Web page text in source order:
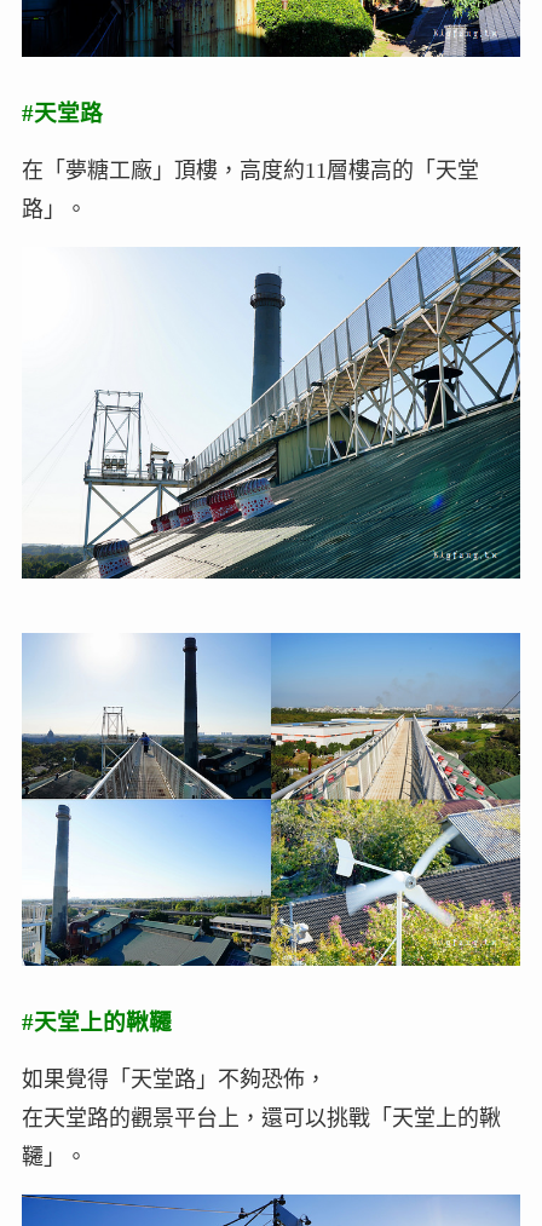
#天堂路
在「夢糖工廠」頂樓，高度約11層樓高的「天堂
路」。
#天堂上的鞦韆
如果覺得「天堂路」不夠恐佈，
在天堂路的觀景平台上，還可以挑戰「天堂上的鞦
韆」。